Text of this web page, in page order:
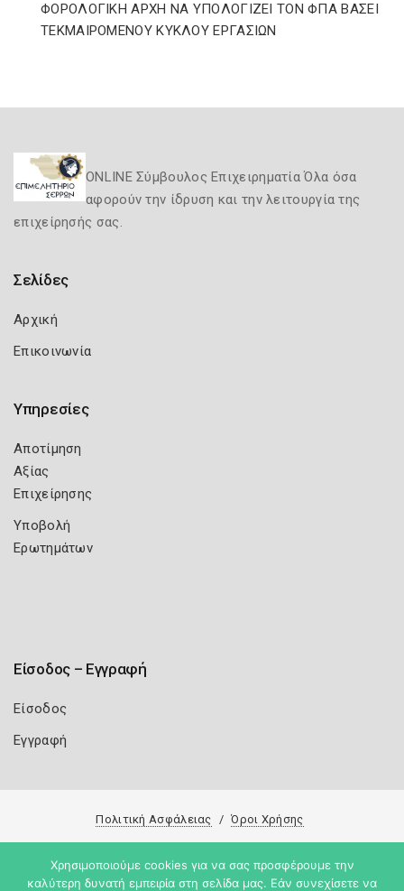
ΦΟΡΟΛΟΓΙΚΗ ΑΡΧΗ ΝΑ ΥΠΟΛΟΓΙΖΕΙ ΤΟΝ ΦΠΑ ΒΑΣΕΙ
ΤΕΚΜΑΙΡΟΜΕΝΟΥ ΚΥΚΛΟΥ ΕΡΓΑΣΙΩΝ
ONLINE Σύμβουλος Επιχειρηματία Όλα όσα
αφορούν την ίδρυση και την λειτουργία της
επιχείρησής σας.
Σελίδες
Αρχική
Επικοινωνία
Υπηρεσίες
Αποτίμηση
Αξίας
Επιχείρησης
Υποβολή
Ερωτημάτων
Είσοδος – Εγγραφή
Είσοδος
Εγγραφή
Πολιτική Ασφάλειας Όροι Χρήσης
Copyright 2026 Knowledge A.E.
Χρησιμοποιούμε cookies για να σας προσφέρουμε την
καλύτερη δυνατή εμπειρία στη σελίδα μας. Εάν συνεχίσετε να